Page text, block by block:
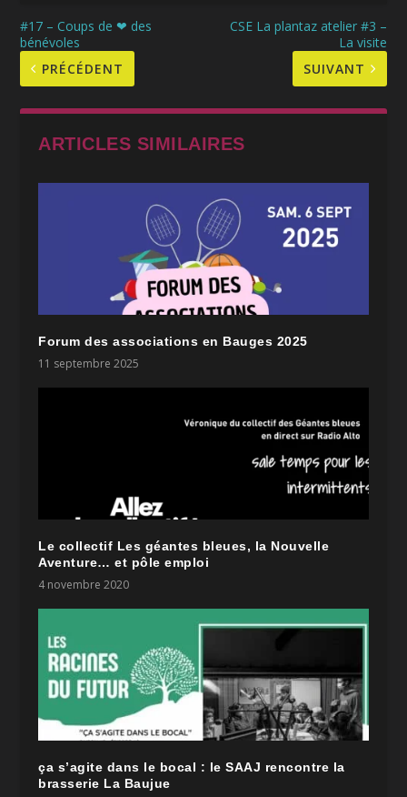
#17 – Coups de ❤ des
bénévoles
PRÉCÉDENT
CSE La plantaz atelier #3 –
La visite
SUIVANT
ARTICLES SIMILAIRES
Forum des associations en Bauges 2025
11 septembre 2025
Le collectif Les géantes bleues, la Nouvelle
Aventure… et pôle emploi
4 novembre 2020
ça s’agite dans le bocal : le SAAJ rencontre la
brasserie La Baujue